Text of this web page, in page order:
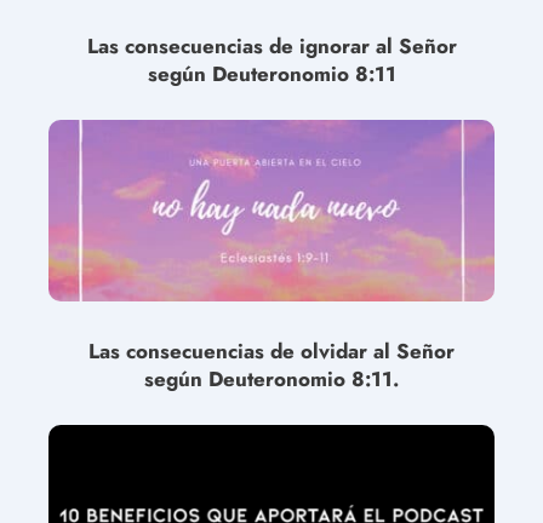
Las consecuencias de ignorar al Señor
según Deuteronomio 8:11
Las consecuencias de olvidar al Señor
según Deuteronomio 8:11.